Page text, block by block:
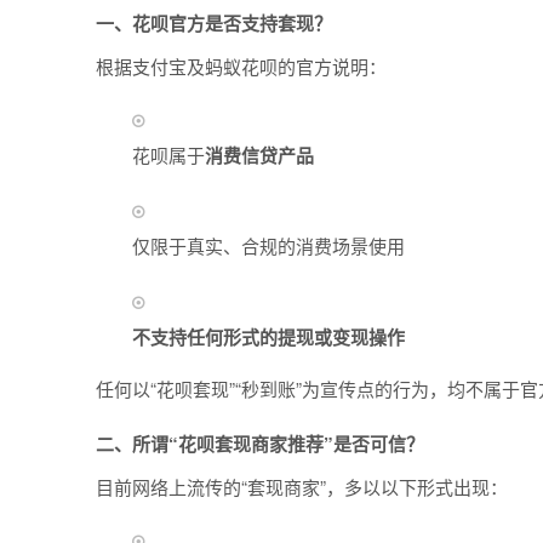
一、花呗官方是否支持套现？
根据支付宝及蚂蚁花呗的官方说明：
花呗属于消费信贷产品
仅限于真实、合规的消费场景使用
不支持任何形式的提现或变现操作
任何以“花呗套现”“秒到账”为宣传点的行为，均不属于官
二、所谓“花呗套现商家推荐”是否可信？
目前网络上流传的“套现商家”，多以以下形式出现：